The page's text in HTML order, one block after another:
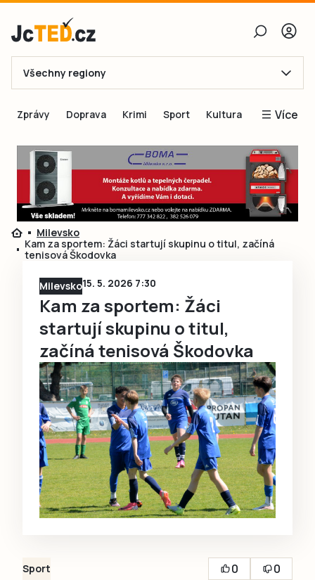
E-mail
Obnovit heslo
Přihlásit se
Přihlásit se přes Facebook
Všechny regiony
Zprávy Doprava Krimi Sport Kultura Více
Blogy
Inspirace
Čtenáři píší
Speciální přílohy
Milevsko
Kam za sportem: Žáci startují skupinu o titul, začíná
tenisová Škodovka
Milevsko15. 5. 2026 7:30
Kam za sportem: Žáci
startují skupinu o titul,
začíná tenisová Škodovka
Sport 0
0